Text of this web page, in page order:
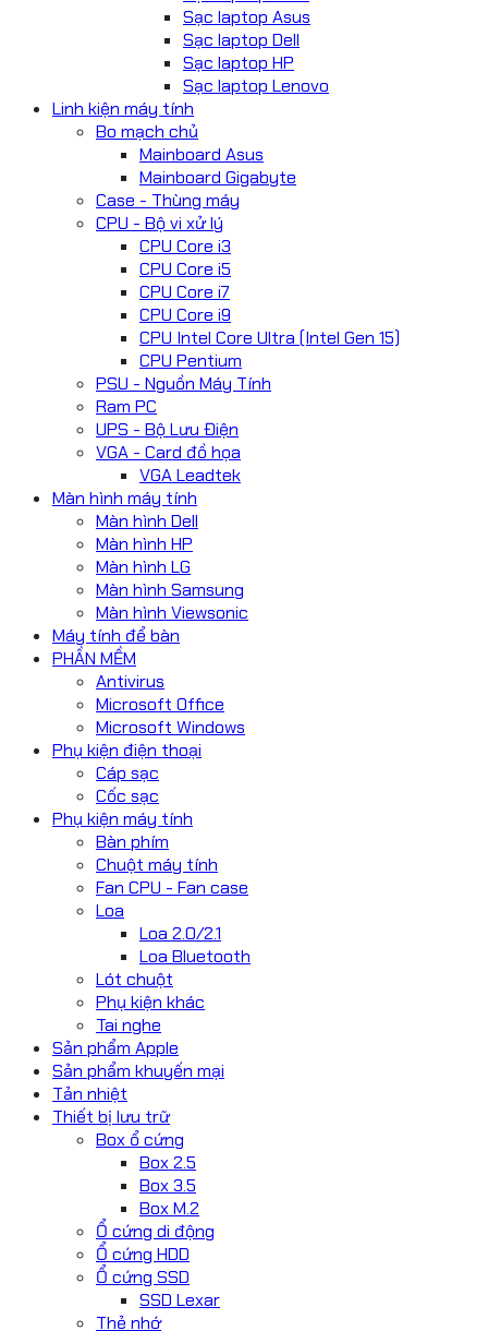
Sạc laptop Asus
Sạc laptop Dell
Sạc laptop HP
Sạc laptop Lenovo
Linh kiện máy tính
Bo mạch chủ
Mainboard Asus
Mainboard Gigabyte
Case - Thùng máy
CPU - Bộ vi xử lý
CPU Core i3
CPU Core i5
CPU Core i7
CPU Core i9
CPU Intel Core Ultra (Intel Gen 15)
CPU Pentium
PSU - Nguồn Máy Tính
Ram PC
UPS - Bộ Lưu Điện
VGA - Card đồ họa
VGA Leadtek
Màn hình máy tính
Màn hình Dell
Màn hình HP
Màn hình LG
Màn hình Samsung
Màn hình Viewsonic
Máy tính để bàn
PHẦN MỀM
Antivirus
Microsoft Office
Microsoft Windows
Phụ kiện điện thoại
Cáp sạc
Cốc sạc
Phụ kiện máy tính
Bàn phím
Chuột máy tính
Fan CPU - Fan case
Loa
Loa 2.0/2.1
Loa Bluetooth
Lót chuột
Phụ kiện khác
Tai nghe
Sản phẩm Apple
Sản phẩm khuyến mại
Tản nhiệt
Thiết bị lưu trữ
Box ổ cứng
Box 2.5
Box 3.5
Box M.2
Ổ cứng di động
Ổ cứng HDD
Ổ cứng SSD
SSD Lexar
Thẻ nhớ